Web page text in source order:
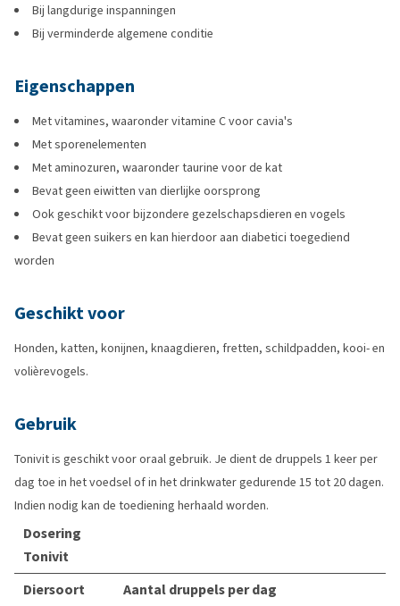
Bij langdurige inspanningen
Bij verminderde algemene conditie
Eigenschappen
Met vitamines, waaronder vitamine C voor cavia's
Met sporenelementen
Met aminozuren, waaronder taurine voor de kat
Bevat geen eiwitten van dierlijke oorsprong
Ook geschikt voor bijzondere gezelschapsdieren en vogels
Bevat geen suikers en kan hierdoor aan diabetici toegediend
worden
Geschikt voor
Honden, katten, konijnen, knaagdieren, fretten, schildpadden, kooi- en
volièrevogels.
Gebruik
Tonivit is geschikt voor oraal gebruik. Je dient de druppels 1 keer per
dag toe in het voedsel of in het drinkwater gedurende 15 tot 20 dagen.
Indien nodig kan de toediening herhaald worden.
Dosering
Tonivit
Diersoort
Aantal druppels per dag